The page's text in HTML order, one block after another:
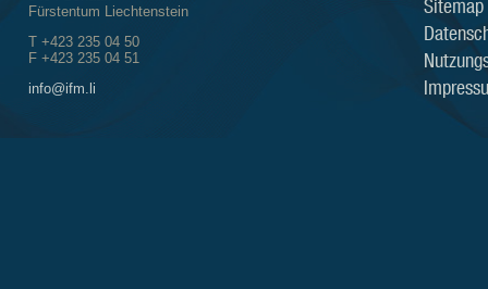
Fürstentum Liechtenstein
T +423 235 04 50
F +423 235 04 51
info@ifm.li
Sitemap